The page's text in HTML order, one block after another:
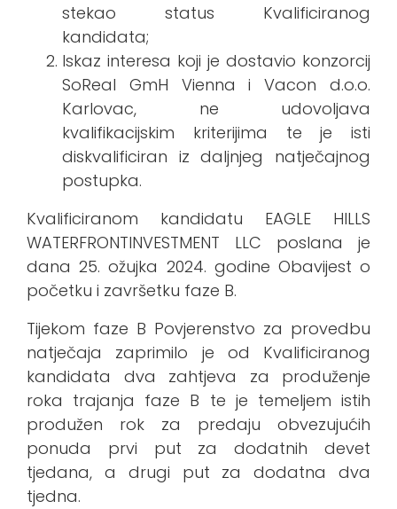
stekao status Kvalificiranog
kandidata;
Iskaz interesa koji je dostavio konzorcij
SoReal GmH Vienna i Vacon d.o.o.
Karlovac, ne udovoljava
kvalifikacijskim kriterijima te je isti
diskvalificiran iz daljnjeg natječajnog
postupka.
Kvalificiranom kandidatu EAGLE HILLS
WATERFRONTINVESTMENT LLC poslana je
dana 25. ožujka 2024. godine Obavijest o
početku i završetku faze B.
Tijekom faze B Povjerenstvo za provedbu
natječaja zaprimilo je od Kvalificiranog
kandidata dva zahtjeva za produženje
roka trajanja faze B te je temeljem istih
produžen rok za predaju obvezujućih
ponuda prvi put za dodatnih devet
tjedana, a drugi put za dodatna dva
tjedna.